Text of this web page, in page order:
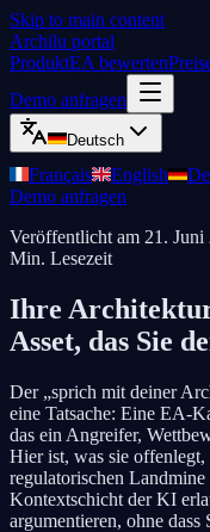
Skip to main content
Archilu portal
ProduktEA bewerten
Demo anfragen
Deutsch
Français English
Demo anfragen
Veröffentlicht am 21. Juni
Min. Lesezeit
Ihre
Asset, das Sie
Der „sprich mit deiner
eine Tatsache: Eine EA-
das ein Angreifer,
Hier ist, was sie
regulatorischen
Kontextschicht der KI
argumentieren, ohne